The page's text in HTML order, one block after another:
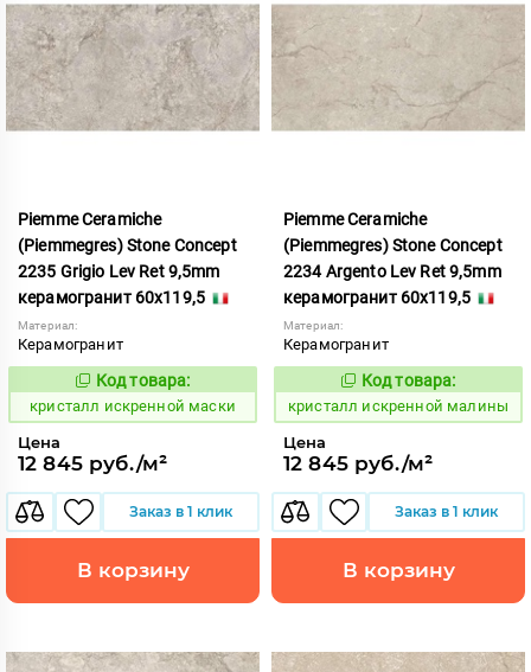
Piemme Ceramiche
(Piemmegres) Stone Concept
2235 Grigio Lev Ret 9,5mm
керамогранит 60x119,5
Материал:
Керамогранит
817047
Код товара:
кристалл искренной маски
Цена
12 845 руб./м²
Заказ в 1 клик
В корзину
Piemme Ceramiche
(Piemmegres) Stone Concept
2234 Argento Lev Ret 9,5mm
керамогранит 60x119,5
Материал:
Керамогранит
817046
Код товара:
кристалл искренной малины
Цена
12 845 руб./м²
Заказ в 1 клик
В корзину